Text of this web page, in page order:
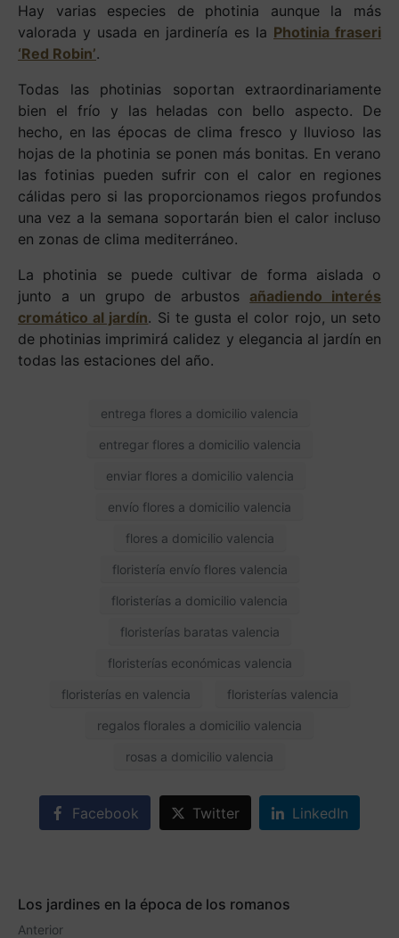
Hay varias especies de photinia aunque la más
valorada y usada en jardinería es la Photinia fraseri
‘Red Robin’.
Todas las photinias soportan extraordinariamente
bien el frío y las heladas con bello aspecto. De
hecho, en las épocas de clima fresco y lluvioso las
hojas de la photinia se ponen más bonitas. En verano
las fotinias pueden sufrir con el calor en regiones
cálidas pero si las proporcionamos riegos profundos
una vez a la semana soportarán bien el calor incluso
en zonas de clima mediterráneo.
La photinia se puede cultivar de forma aislada o
junto a un grupo de arbustos añadiendo interés
cromático al jardín. Si te gusta el color rojo, un seto
de photinias imprimirá calidez y elegancia al jardín en
todas las estaciones del año.
entrega flores a domicilio valencia
entregar flores a domicilio valencia
enviar flores a domicilio valencia
envío flores a domicilio valencia
flores a domicilio valencia
floristería envío flores valencia
floristerías a domicilio valencia
floristerías baratas valencia
floristerías económicas valencia
floristerías en valencia floristerías valencia
regalos florales a domicilio valencia
rosas a domicilio valencia
Facebook Twitter LinkedIn
Los jardines en la época de los romanos
Anterior